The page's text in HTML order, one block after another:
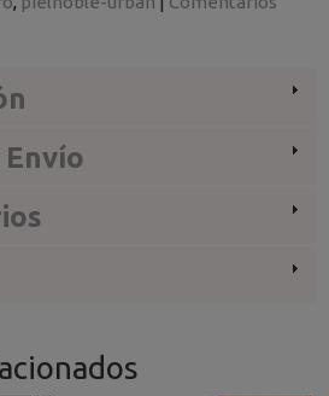
Envío